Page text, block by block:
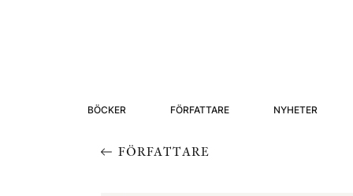
BÖCKER FÖRFATTARE NYHETER
FÖRFATTARE